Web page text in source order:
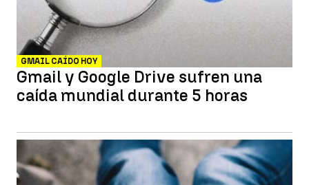
GMAIL CAÍDO HOY
Gmail y Google Drive sufren una
caída mundial durante 5 horas